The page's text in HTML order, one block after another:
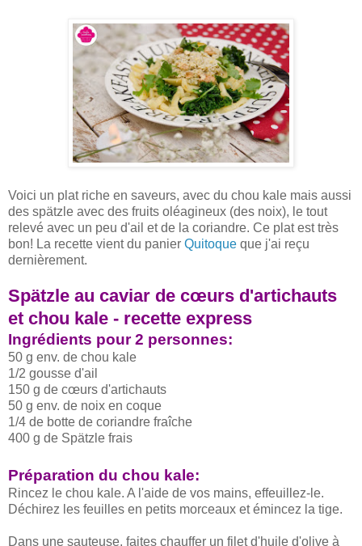
Voici un plat riche en saveurs, avec du chou kale mais aussi
des spätzle avec des fruits oléagineux (des noix), le tout
relevé avec un peu d'ail et de la coriandre. Ce plat est très
bon! La recette vient du panier Quitoque que j'ai reçu
dernièrement.
Spätzle au caviar de cœurs d'artichauts
et chou kale - recette express
Ingrédients pour 2 personnes:
50 g env. de chou kale
1/2 gousse d'ail
150 g de cœurs d'artichauts
50 g env. de noix en coque
1/4 de botte de coriandre fraîche
400 g de Spätzle frais
Préparation du chou kale:
Rincez le chou kale. A l'aide de vos mains, effeuillez-le.
Déchirez les feuilles en petits morceaux et émincez la tige.
Dans une sauteuse, faites chauffer un filet d'huile d'olive à